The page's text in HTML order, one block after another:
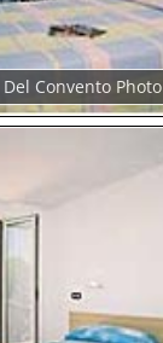
Convento Photo